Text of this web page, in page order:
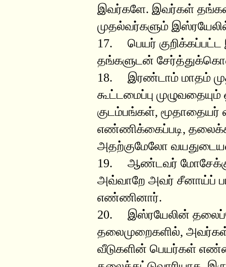
இவர்களே. இவர்கள்
முதல்வர்களும்
17. பெயர்
தங்களுடன்
18. இரண்டாம் மாதம்
கூட்டமைப்பு
குடம்பங்கள், மூதாதையர்
எண்ணிக்கைப்படி,
அதற்குமேலோ
19. ஆண்டவர் மோசேக்குக்
அவ்வாறே அவர் சீனாய்ப்
எண்ணினார்.
20. இஸ்ரயேலின்
தலைமுறைகளில்,
வீடுகளின் பெயர்கள்